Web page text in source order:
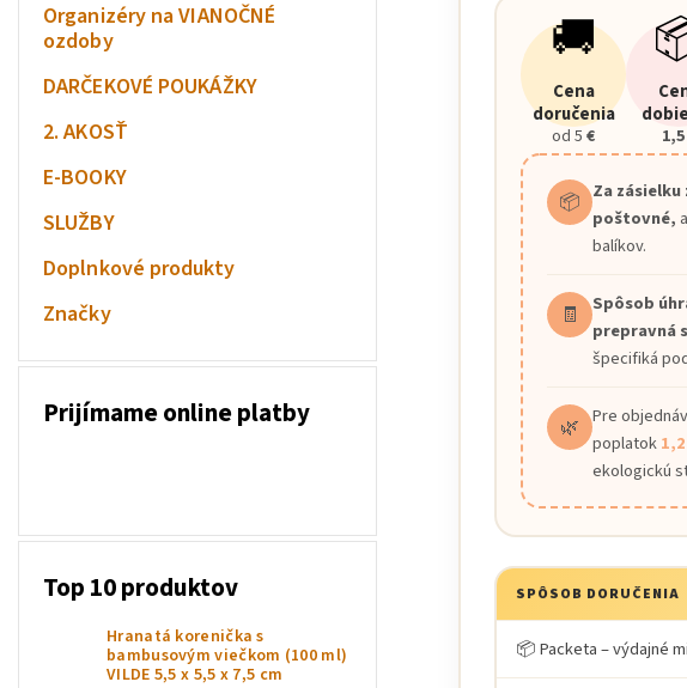
Organizéry na VIANOČNÉ
ozdoby
DARČEKOVÉ POUKÁŽKY
2. AKOSŤ
E-BOOKY
SLUŽBY
Doplnkové produkty
Značky
Prijímame online platby
Top 10 produktov
Hranatá korenička s
bambusovým viečkom (100 ml)
VILDE 5,5 x 5,5 x 7,5 cm
🚚
Cena
doručenia
od 5 €
📦 Za
poštovné,
balíkov.
🧾
Spôsob
prepravná
špecifiká
🌿 Pre
poplatok
ekologickú
SPÔSOB DORUČENIA
📦 Packeta – výdajné